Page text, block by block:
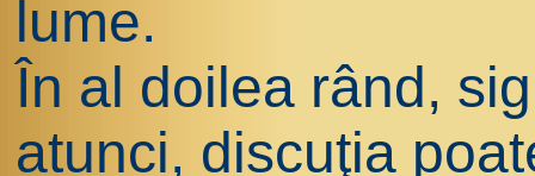
lume.
În al doilea rând,
atunci, discuţia